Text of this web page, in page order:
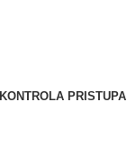
KONTROLA PRISTUPA